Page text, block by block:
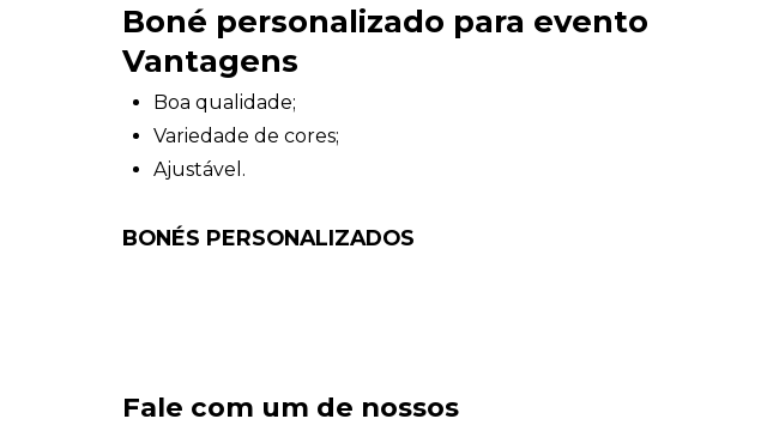
Boné personalizado para evento
Vantagens
Boa qualidade;
Variedade de cores;
Ajustável.
BONÉS PERSONALIZADOS
Fale com um de nossos